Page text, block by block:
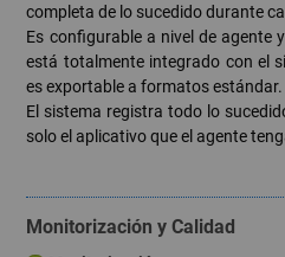
completa de lo sucedido durante
Es configurable a nivel de agente
está totalmente integrado con el
es exportable a formatos estándar.
El sistema registra todo lo
solo el aplicativo que el agente
Monitorización y Calidad